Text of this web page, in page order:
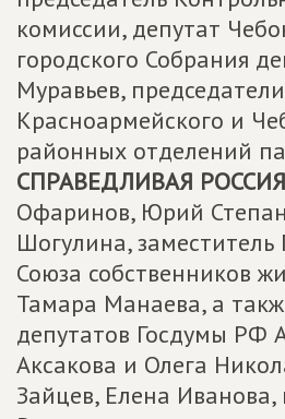
комиссии, депутат
городского Собрания
Муравьев,
Красноармейского и
районных отделений
СПРАВЕДЛИВАЯ РОССИЯ
Офаринов, Юрий
Шогулина, заместитель
Союза собственников
Тамара Манаева, а
депутатов Госдумы РФ
Аксакова и Олега
Зайцев, Елена Иванова,